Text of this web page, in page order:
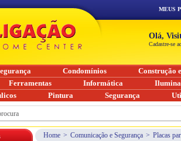
Home > Comunicação e Segurança > Placas
MEUS
Olá,
Cadastre-se
Condomínios
Construção
Ferramentas Informática
Pintura Segurança